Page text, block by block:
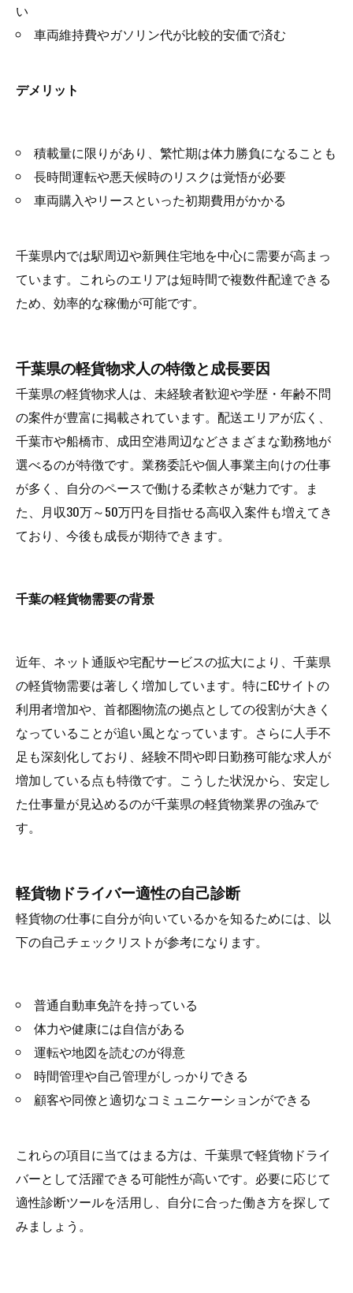
い
車両維持費やガソリン代が比較的安価で済む
デメリット
積載量に限りがあり、繁忙期は体力勝負になることも
長時間運転や悪天候時のリスクは覚悟が必要
車両購入やリースといった初期費用がかかる
千葉県内では駅周辺や新興住宅地を中心に需要が高まっ
ています。これらのエリアは短時間で複数件配達できる
ため、効率的な稼働が可能です。
千葉県の軽貨物求人の特徴と成長要因
千葉県の軽貨物求人は、未経験者歓迎や学歴・年齢不問
の案件が豊富に掲載されています。配送エリアが広く、
千葉市や船橋市、成田空港周辺などさまざまな勤務地が
選べるのが特徴です。業務委託や個人事業主向けの仕事
が多く、自分のペースで働ける柔軟さが魅力です。ま
た、月収30万～50万円を目指せる高収入案件も増えてき
ており、今後も成長が期待できます。
千葉の軽貨物需要の背景
近年、ネット通販や宅配サービスの拡大により、千葉県
の軽貨物需要は著しく増加しています。特にECサイトの
利用者増加や、首都圏物流の拠点としての役割が大きく
なっていることが追い風となっています。さらに人手不
足も深刻化しており、経験不問や即日勤務可能な求人が
増加している点も特徴です。こうした状況から、安定し
た仕事量が見込めるのが千葉県の軽貨物業界の強みで
す。
軽貨物ドライバー適性の自己診断
軽貨物の仕事に自分が向いているかを知るためには、以
下の自己チェックリストが参考になります。
普通自動車免許を持っている
体力や健康には自信がある
運転や地図を読むのが得意
時間管理や自己管理がしっかりできる
顧客や同僚と適切なコミュニケーションができる
これらの項目に当てはまる方は、千葉県で軽貨物ドライ
バーとして活躍できる可能性が高いです。必要に応じて
適性診断ツールを活用し、自分に合った働き方を探して
みましょう。